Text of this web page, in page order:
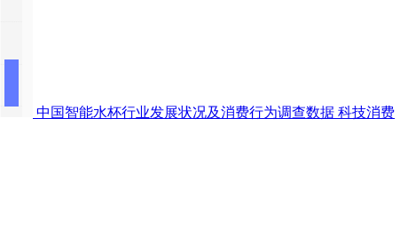
中国智能水杯行业发展状况及消费行为调查数据 科技消费